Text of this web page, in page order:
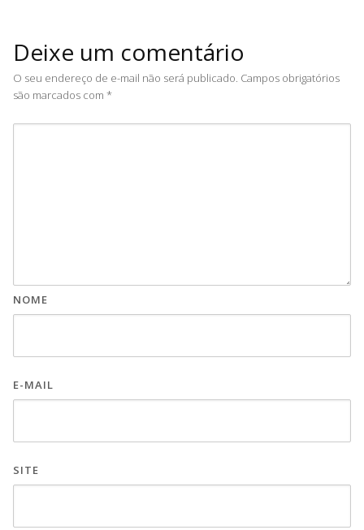
Deixe um comentário
O seu endereço de e-mail não será publicado. Campos obrigatórios
são marcados com *
NOME
E-MAIL
SITE